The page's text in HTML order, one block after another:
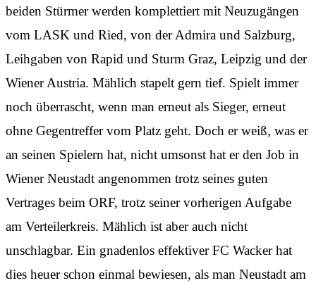
beiden Stürmer werden komplettiert mit Neuzugängen
vom LASK und Ried, von der Admira und Salzburg,
Leihgaben von Rapid und Sturm Graz, Leipzig und der
Wiener Austria. Mählich stapelt gern tief. Spielt immer
noch überrascht, wenn man erneut als Sieger, erneut
ohne Gegentreffer vom Platz geht. Doch er weiß, was er
an seinen Spielern hat, nicht umsonst hat er den Job in
Wiener Neustadt angenommen trotz seines guten
Vertrages beim ORF, trotz seiner vorherigen Aufgabe
am Verteilerkreis. Mählich ist aber auch nicht
unschlagbar. Ein gnadenlos effektiver FC Wacker hat
dies heuer schon einmal bewiesen, als man Neustadt am